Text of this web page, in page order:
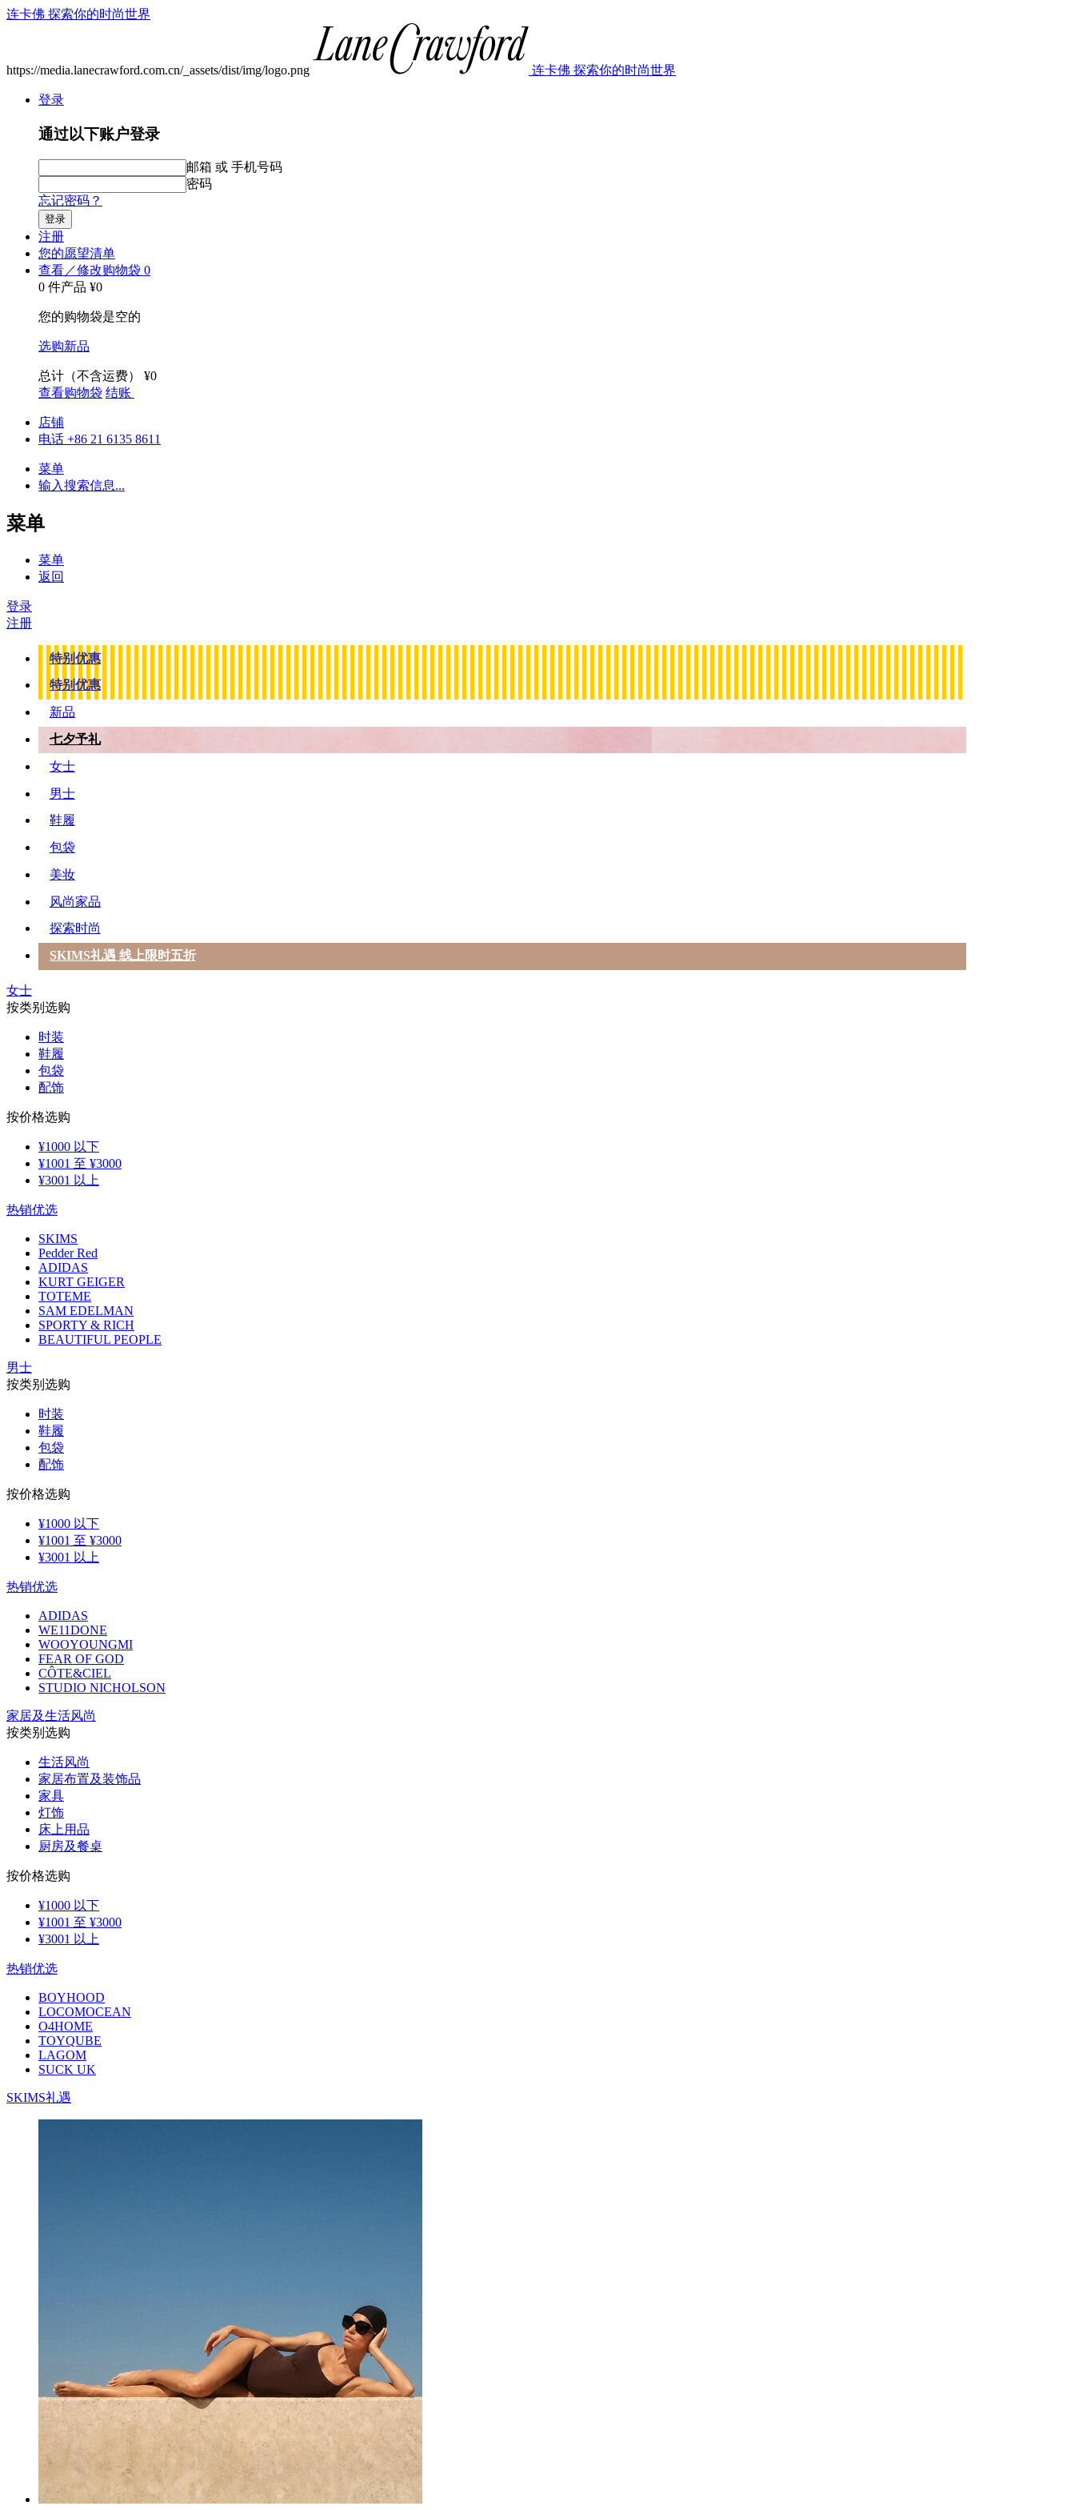
连卡佛 探索你的时尚世界
https://media.lanecrawford.com.cn/_assets/dist/img/logo.png 连卡佛 探索你的时尚世界
登录
通过以下账户登录
邮箱 或 手机号码
密码
忘记密码？
登录
注册
您的愿望清单
查看／修改购物袋 0
0 件产品 ¥0
您的购物袋是空的
选购新品
总计（不含运费）
¥0
查看购物袋 结账
店铺
电话 +86 21 6135 8611
菜单
输入搜索信息...
菜单
菜单
返回
登录
注册
特别优惠
特别优惠
新品
七夕予礼
女士
男士
鞋履
包袋
美妆
风尚家品
探索时尚
SKIMS礼遇 线上限时五折
女士
按类别选购
时装
鞋履
包袋
配饰
按价格选购
¥1000 以下
¥1001 至 ¥3000
¥3001 以上
热销优选
SKIMS
Pedder Red
ADIDAS
KURT GEIGER
TOTEME
SAM EDELMAN
SPORTY & RICH
BEAUTIFUL PEOPLE
男士
按类别选购
时装
鞋履
包袋
配饰
按价格选购
¥1000 以下
¥1001 至 ¥3000
¥3001 以上
热销优选
ADIDAS
WE11DONE
WOOYOUNGMI
FEAR OF GOD
CÔTE&CIEL
STUDIO NICHOLSON
家居及生活风尚
按类别选购
生活风尚
家居布置及装饰品
家具
灯饰
床上用品
厨房及餐桌
按价格选购
¥1000 以下
¥1001 至 ¥3000
¥3001 以上
热销优选
BOYHOOD
LOCOMOCEAN
O4HOME
TOYQUBE
LAGOM
SUCK UK
SKIMS礼遇